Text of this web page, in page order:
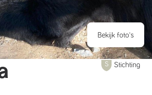
Bekijk foto's
Stichting